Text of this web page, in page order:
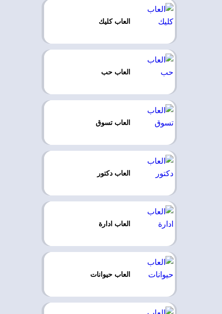
العاب كليك
العاب حب
العاب تسوق
العاب دكتور
العاب ادارة
العاب حيوانات